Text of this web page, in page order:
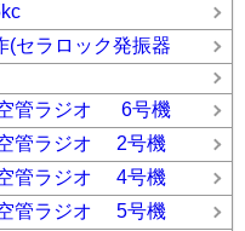
セラロック発振器
空管ラジオ 6号機
空管ラジオ 2号機
空管ラジオ 4号機
空管ラジオ 5号機